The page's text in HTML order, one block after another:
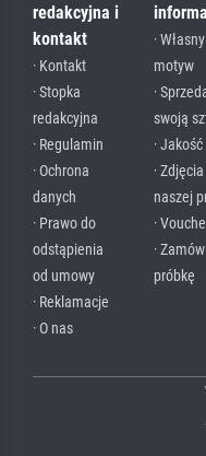
redakcyjna i
kontakt
· Kontakt
· Stopka
redakcyjna
· Regulamin
· Ochrona
danych
· Prawo do
odstąpienia
od umowy
· Reklamacje
· O nas
· Własny
motyw
·
swoją
· Jakość
· Zdjęcia
naszej
·
· Zamów
próbkę